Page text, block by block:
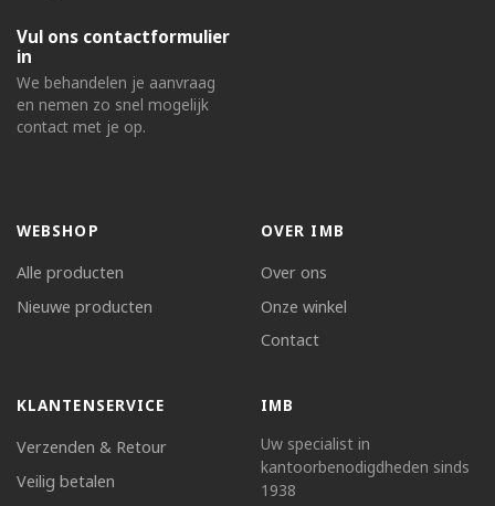
Vul ons contactformulier
in
We behandelen je aanvraag
en nemen zo snel mogelijk
contact met je op.
WEBSHOP
Alle producten
Nieuwe producten
OVER IMB
Over ons
Onze winkel
Contact
KLANTENSERVICE
Verzenden & Retour
Veilig betalen
IMB
Uw specialist in
kantoorbenodigdheden sinds
1938